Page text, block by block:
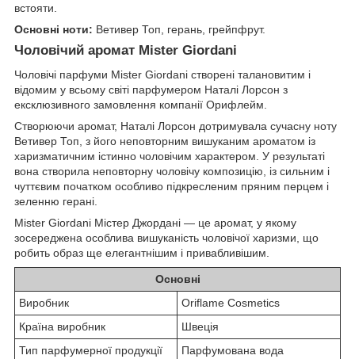
встояти.
Основні ноти: Ветивер Топ, герань, грейпфрут.
Чоловічий аромат Mister Giordani
Чоловічі парфуми Mister Giordani створені талановитим і
відомим у всьому світі парфумером Наталі Лорсон з
ексклюзивного замовлення компанії Орифлейм.
Створюючи аромат, Наталі Лорсон дотримувала сучасну ноту
Ветивер Топ, з його неповторним вишуканим ароматом із
харизматичним істинно чоловічим характером. У результаті
вона створила неповторну чоловічу композицію, із сильним і
чуттєвим початком особливо підкресленим пряним перцем і
зеленню герані.
Mister Giordani Містер Джордані — це аромат, у якому
зосереджена особлива вишуканість чоловічої харизми, що
робить образ ще елегантнішим і привабливішим.
Основні
Виробник
Oriflame Cosmetics
Країна виробник
Швеція
Тип парфумерної продукції
Парфумована вода